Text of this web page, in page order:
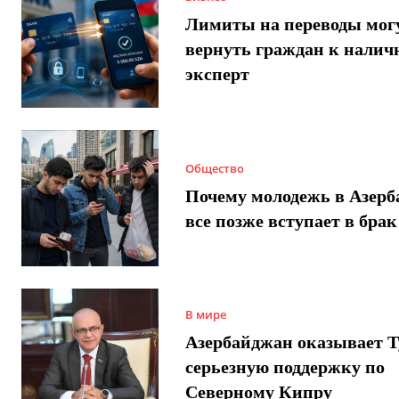
Лимиты на переводы
вернуть граждан к
эксперт
Общество
Почему молодежь в
все позже вступает в брак
В мире
Азербайджан оказывает
серьезную поддержку по
Северному Кипру